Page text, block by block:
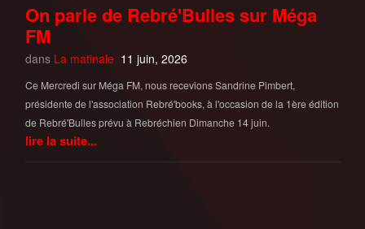
On parle de Rebré'Bulles sur Méga
FM
dans La matinale 11 juin, 2026
Ce Mercredi sur Méga FM, nous recevions Sandrine Pimbert,
présidente de l'association Rebré'books, à l'occasion de la 1ère édition
de Rebré'Bulles prévu à Rebréchien Dimanche 14 juin.
lire la suite...